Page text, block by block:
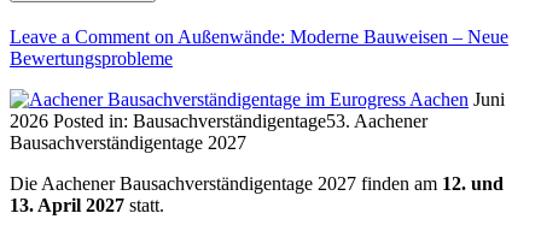
Leave a Comment on Außenwände: Moderne Bauweisen – Neue
Bewertungsprobleme
Juni
2026 Posted in: Bausachverständigentage53. Aachener
Bausachverständigentage 2027
Die Aachener Bausachverständigentage 2027 finden am 12. und
13. April 2027 statt.